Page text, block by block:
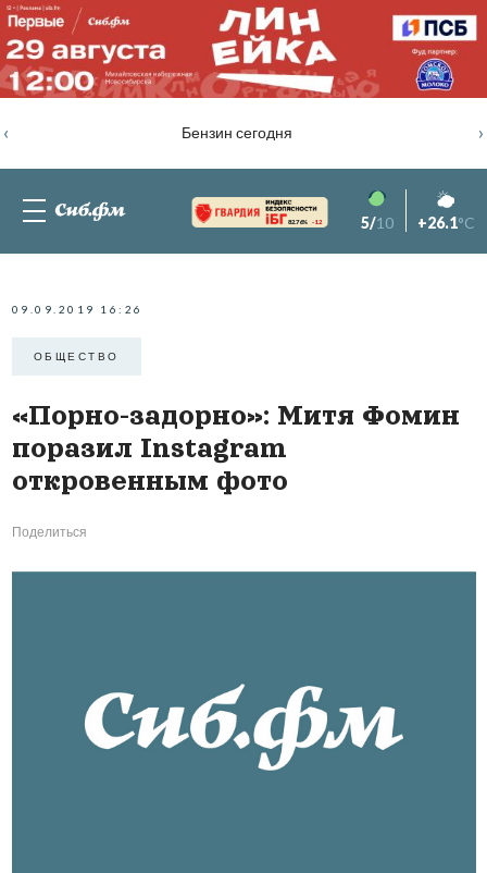
Бензин сегодня
‹ ›
82.76% -1.2 5/10 +26.1°C
09.09.2019 16:26
ОБЩЕСТВО
«Порно-задорно»: Митя Фомин
поразил Instagram
откровенным фото
Поделиться